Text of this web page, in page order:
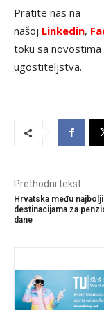
Pratite nas na
našoj Linkedin,
toku sa
ugostiteljstva.
Prethodni tekst
Hrvatska među
destinacijama za
dane